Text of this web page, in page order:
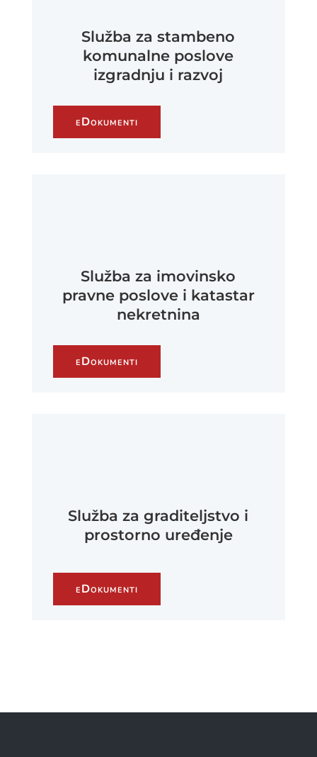
Služba za stambeno
komunalne poslove
izgradnju i razvoj
eDokumenti
Služba za imovinsko
pravne poslove i katastar
nekretnina
eDokumenti
Služba za graditeljstvo i
prostorno uređenje
eDokumenti